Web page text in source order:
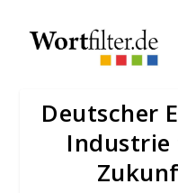
Deutscher